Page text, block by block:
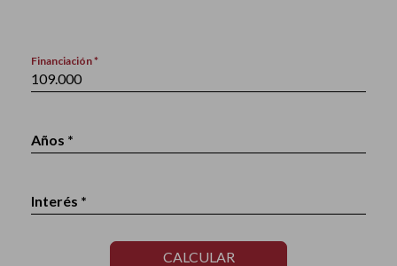
Financiación *
Años *
Interés *
CALCULAR